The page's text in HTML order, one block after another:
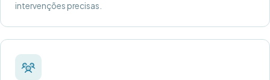
intervenções precisas.